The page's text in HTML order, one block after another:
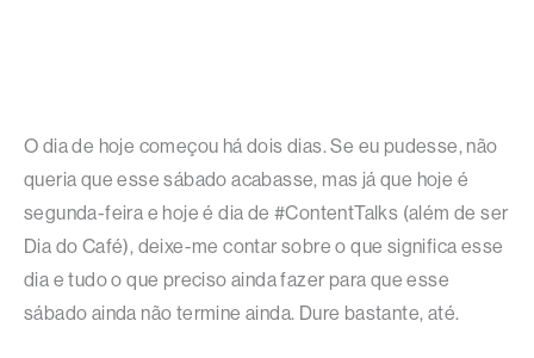
O dia de hoje começou há dois dias. Se eu pudesse, não
queria que esse sábado acabasse, mas já que hoje é
segunda-feira e hoje é dia de #ContentTalks (além de ser
Dia do Café), deixe-me contar sobre o que significa esse
dia e tudo o que preciso ainda fazer para que esse
sábado ainda não termine ainda. Dure bastante, até.